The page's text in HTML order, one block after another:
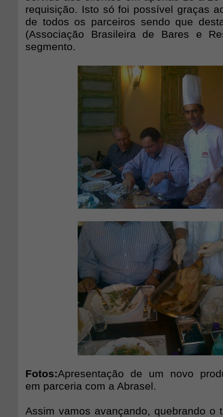
requisição. Isto só foi possível graças
de todos os parceiros sendo que
(Associação Brasileira de Bares e
segmento.
Fotos:Apresentação de um novo
em parceria com a Abrasel.
Assim vamos avançando, quebrando o